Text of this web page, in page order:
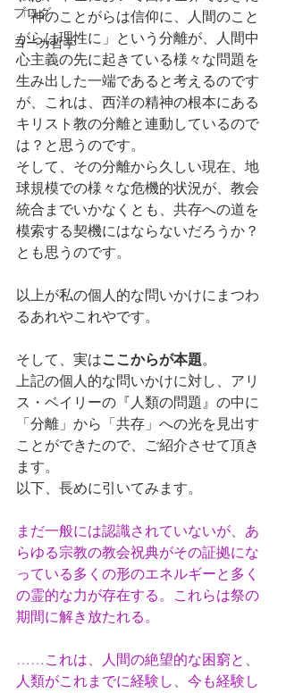
ブログ
ヨーガ哲学
「神のことがらは信仰に、人間のこと
がらは理性に」という分離が、人間中
心主義の先に起きている様々な問題を
生み出した一端であると考えるのです
が、これは、西洋の精神の根本にある
キリスト教の分離と連動しているので
は？と思うのです。
そして、その分離から久しい現在、地
球規模での様々な危機的状況が、教会
統合までいかなくとも、共存への道を
模索する契機にはならないだろうか？
とも思うのです。
以上が私の個人的な問いかけにまつわ
るあれやこれやです。
そして、実はここからが本題。
上記の個人的な問いかけに対し、 アリ
ス・ベイリーの『人類の問題』の中に
「分離」から「共存」への光を見出す
ことができたので、ご紹介させて頂き
ます。
以下、長めに引いてみます。
まだ一般には認識されていないが、あ
らゆる宗教の教会祝典がその証拠にな
っている多くの形のエネルギーと多く
の霊的な力が存在する。これらは祭の
期間に解き放たれる。
……これは、人間の絶望的な困窮と、
人類がこれまでに経験し、今も経験し